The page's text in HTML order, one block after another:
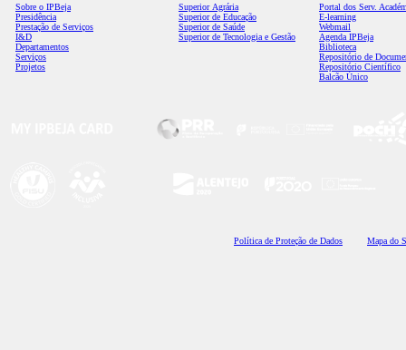
Sobre o IPBeja
Presidência
Prestação de Serviços
I&D
Departamentos
Serviços
Projetos
Superior Agrária
Superior de Educação
Superior de Saúde
Superior de Tecnologia e Gestão
Portal dos Serv.
E-learning
Webmail
Agenda IPBeja
Biblioteca
Repositório de
Repositório Científico
Balcão Único
Política de Proteção de Dados Mapa do